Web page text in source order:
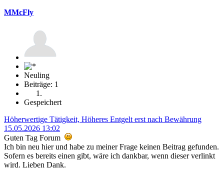
MMcFly
Neuling
Beiträge: 1
Gespeichert
Höherwertige Tätigkeit, Höheres Entgelt erst nach Bewährung
15.05.2026 13:02
Guten Tag Forum
Ich bin neu hier und habe zu meiner Frage keinen Beitrag gefunden.
Sofern es bereits einen gibt, wäre ich dankbar, wenn dieser verlinkt
wird. Lieben Dank.